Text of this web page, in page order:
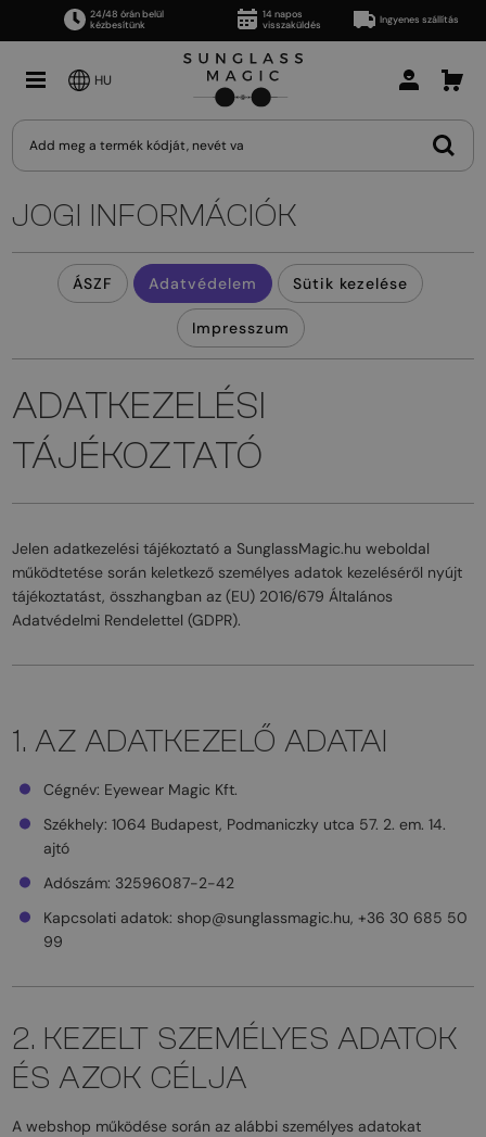
24/48 órán belül
kézbesítünk
14 napos
visszaküldés
Ingyenes szállítás
HU
JOGI INFORMÁCIÓK
ÁSZF Adatvédelem Sütik kezelése
Impresszum
ADATKEZELÉSI
TÁJÉKOZTATÓ
Jelen adatkezelési tájékoztató a SunglassMagic.hu weboldal
működtetése során keletkező személyes adatok kezeléséről nyújt
tájékoztatást, összhangban az (EU) 2016/679 Általános
Adatvédelmi Rendelettel (GDPR).
1. AZ ADATKEZELŐ ADATAI
Cégnév: Eyewear Magic Kft.
Székhely: 1064 Budapest, Podmaniczky utca 57. 2. em. 14.
ajtó
Adószám: 32596087-2-42
Kapcsolati adatok: shop@sunglassmagic.hu, +36 30 685 50
99
2. KEZELT SZEMÉLYES ADATOK
ÉS AZOK CÉLJA
A webshop működése során az alábbi személyes adatokat